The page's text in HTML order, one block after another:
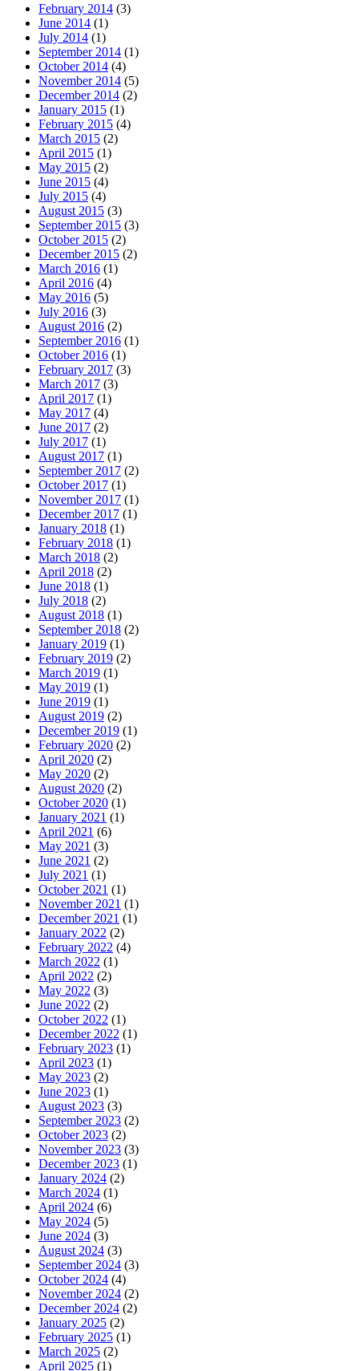
February 2014 (3)
June 2014 (1)
July 2014 (1)
September 2014 (1)
October 2014 (4)
November 2014 (5)
December 2014 (2)
January 2015 (1)
February 2015 (4)
March 2015 (2)
April 2015 (1)
May 2015 (2)
June 2015 (4)
July 2015 (4)
August 2015 (3)
September 2015 (3)
October 2015 (2)
December 2015 (2)
March 2016 (1)
April 2016 (4)
May 2016 (5)
July 2016 (3)
August 2016 (2)
September 2016 (1)
October 2016 (1)
February 2017 (3)
March 2017 (3)
April 2017 (1)
May 2017 (4)
June 2017 (2)
July 2017 (1)
August 2017 (1)
September 2017 (2)
October 2017 (1)
November 2017 (1)
December 2017 (1)
January 2018 (1)
February 2018 (1)
March 2018 (2)
April 2018 (2)
June 2018 (1)
July 2018 (2)
August 2018 (1)
September 2018 (2)
January 2019 (1)
February 2019 (2)
March 2019 (1)
May 2019 (1)
June 2019 (1)
August 2019 (2)
December 2019 (1)
February 2020 (2)
April 2020 (2)
May 2020 (2)
August 2020 (2)
October 2020 (1)
January 2021 (1)
April 2021 (6)
May 2021 (3)
June 2021 (2)
July 2021 (1)
October 2021 (1)
November 2021 (1)
December 2021 (1)
January 2022 (2)
February 2022 (4)
March 2022 (1)
April 2022 (2)
May 2022 (3)
June 2022 (2)
October 2022 (1)
December 2022 (1)
February 2023 (1)
April 2023 (1)
May 2023 (2)
June 2023 (1)
August 2023 (3)
September 2023 (2)
October 2023 (2)
November 2023 (3)
December 2023 (1)
January 2024 (2)
March 2024 (1)
April 2024 (6)
May 2024 (5)
June 2024 (3)
August 2024 (3)
September 2024 (3)
October 2024 (4)
November 2024 (2)
December 2024 (2)
January 2025 (2)
February 2025 (1)
March 2025 (2)
April 2025 (1)